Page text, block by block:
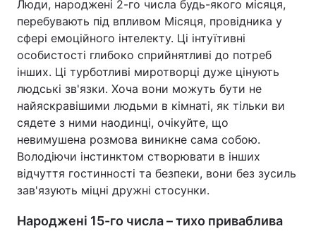
Люди, народжені 2-го числа будь-якого місяця,
перебувають під впливом Місяця, провідника у
сфері емоційного інтелекту. Ці інтуїтивні
особистості глибоко сприйнятливі до потреб
інших. Ці турботливі миротворці дуже цінують
людські зв'язки. Хоча вони можуть бути не
найяскравішими людьми в кімнаті, як тільки ви
сядете з ними наодинці, очікуйте, що
невимушена розмова виникне сама собою.
Володіючи інстинктом створювати в інших
відчуття гостинності та безпеки, вони без зусиль
зав'язують міцні дружні стосунки.
Народжені 15-го числа – тихо приваблива